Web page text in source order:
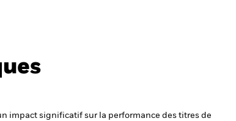
impact significatif sur la performance des titres de